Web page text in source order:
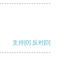
支持[0] 反对[0]